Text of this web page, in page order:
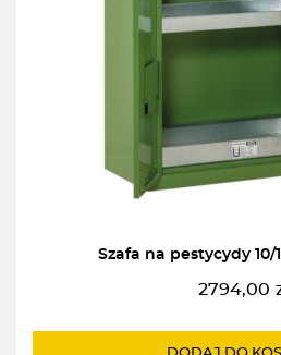
Szafa na pestycydy 10/
2794,00